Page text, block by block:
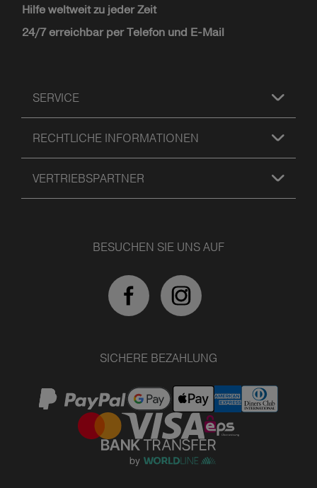
Hilfe weltweit zu jeder Zeit
24/7 erreichbar per Telefon und E-Mail
SERVICE
RECHTLICHE INFORMATIONEN
VERTRIEBSPARTNER
BESUCHEN SIE UNS AUF
SICHERE BEZAHLUNG